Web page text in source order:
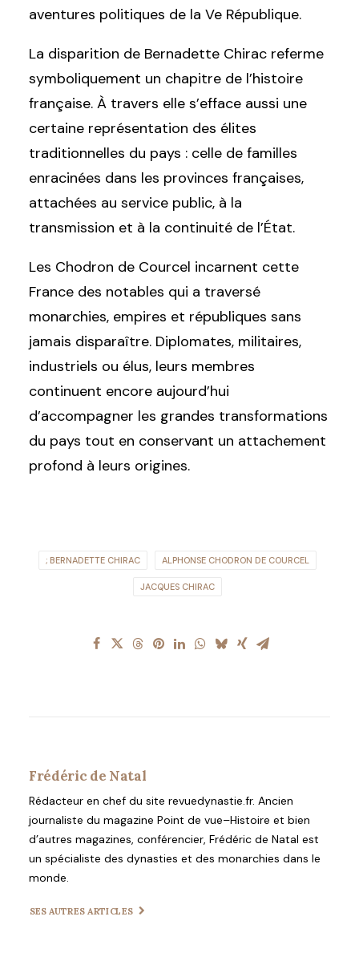
aventures politiques de la Ve République.
La disparition de Bernadette Chirac referme
symboliquement un chapitre de l’histoire
française. À travers elle s’efface aussi une
certaine représentation des élites
traditionnelles du pays : celle de familles
enracinées dans les provinces françaises,
attachées au service public, à la
transmission et à la continuité de l’État.
Les Chodron de Courcel incarnent cette
France des notables qui a traversé
monarchies, empires et républiques sans
jamais disparaître. Diplomates, militaires,
industriels ou élus, leurs membres
continuent encore aujourd’hui
d’accompagner les grandes transformations
du pays tout en conservant un attachement
profond à leurs origines.
; BERNADETTE CHIRAC ALPHONSE CHODRON DE COURCEL
JACQUES CHIRAC
Frédéric de Natal
Rédacteur en chef du site revuedynastie.fr. Ancien
journaliste du magazine Point de vue–Histoire et bien
d’autres magazines, conférencier, Frédéric de Natal est
un spécialiste des dynasties et des monarchies dans le
monde.
SES AUTRES ARTICLES